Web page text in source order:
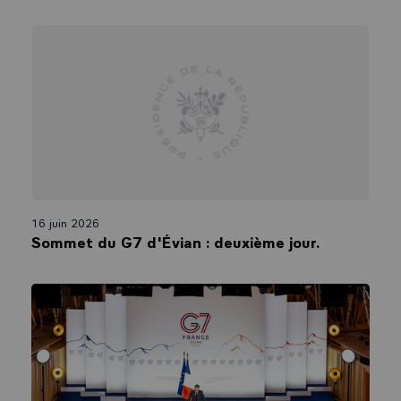
comme les énergies renouvelables, d’accroître son efficacité énergétique
et de rechercher une industrialisation verte, comme l’utilisation de
technologies vertes dans l’industrie et un passage à la production de
pour une économie sud-africaine résiliente et à zéro émission nette ;
sans précédent de devenir un acteur moteur de la transition
énergétique juste et qu’il est important de collaborer au niveau
international ;
14. Reconnaissant également la nécessité d’une coopération à long
terme, en adéquation avec le calendrier de la transition énergétique
juste de l’Afrique du Sud ; et
16 juin 2026
Sommet du G7 d'Évian : deuxième jour.